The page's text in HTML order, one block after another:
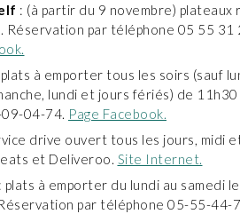
: (à partir du 9 novembre) plateaux
Réservation par téléphone 05 55 31
à emporter tous les soirs (sauf
lundi et jours fériés) de
04-74. Page Facebook.
drive ouvert tous les jours, midi
et Deliveroo. Site Internet.
: plats à emporter du lundi au samedi
par téléphone 05-55-